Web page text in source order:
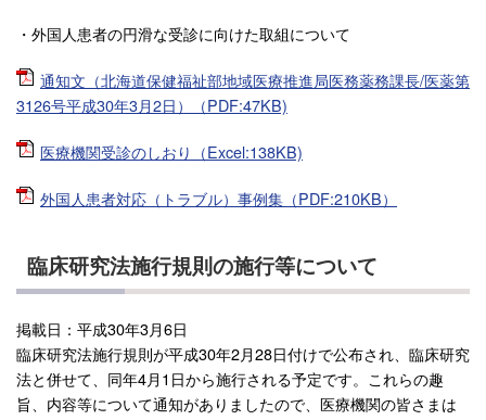
・外国人患者の円滑な受診に向けた取組について
通知文（北海道保健福祉部地域医療推進局医務薬務課長/医薬第
3126号平成30年3月2日）（PDF:47KB)
医療機関受診のしおり（Excel:138KB)
外国人患者対応（トラブル）事例集（PDF:210KB）
臨床研究法施行規則の施行等について
掲載日：平成30年3月6日
臨床研究法施行規則が平成30年2月28日付けで公布され、臨床研究
法と併せて、同年4月1日から施行される予定です。これらの趣
旨、内容等について通知がありましたので、医療機関の皆さまは